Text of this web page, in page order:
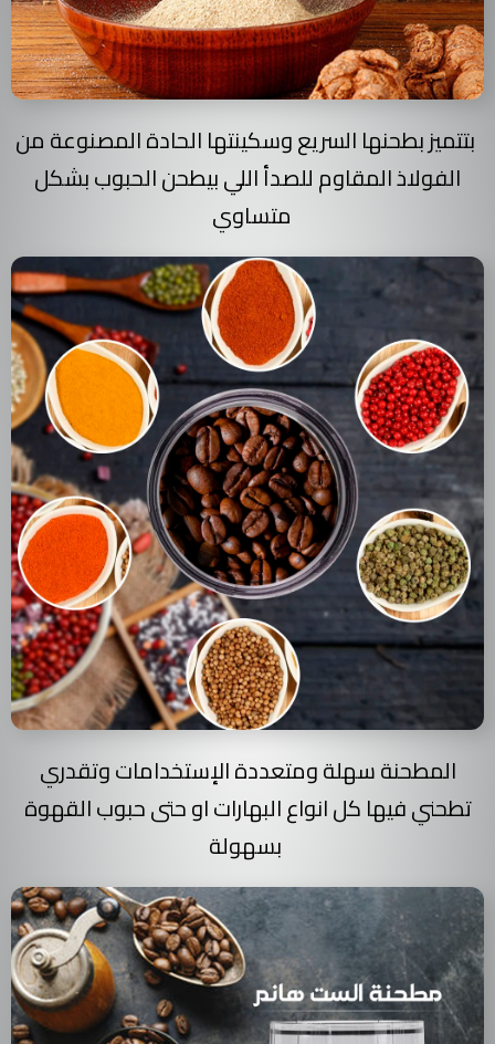
بتتميز بطحنها السريع وسكينتها الحادة المصنوعة من
الفولاذ المقاوم للصدأ اللي بيطحن الحبوب بشكل
متساوي
المطحنة سهلة ومتعددة الإستخدامات وتقدري
تطحني فيها كل انواع البهارات او حتى حبوب القهوة